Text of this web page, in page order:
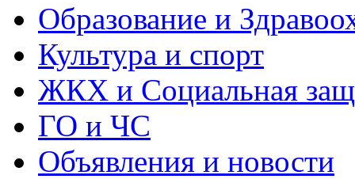
Образование и
Культура и спорт
ЖКХ и Социальная
ГО и ЧС
Объявления и новости